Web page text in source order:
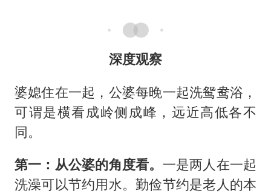
深度观察
婆媳住在一起，公婆每晚一起洗鸳鸯浴，
可谓是横看成岭侧成峰，远近高低各不
同。
第一：从公婆的角度看。 一是两人在一起
洗澡可以节约用水。勤俭节约是老人的本